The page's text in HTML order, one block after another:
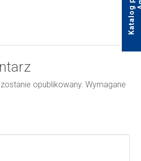
opublikowany. Wymagane